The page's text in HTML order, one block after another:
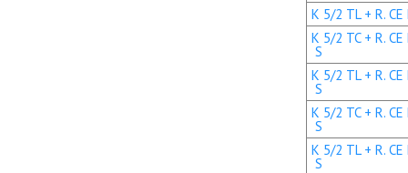
K 5/2 TL + R. CE
K 5/2 TC + R.
S
K 5/2 TL + R.
S
K 5/2 TC + R.
S
K 5/2 TL + R.
S